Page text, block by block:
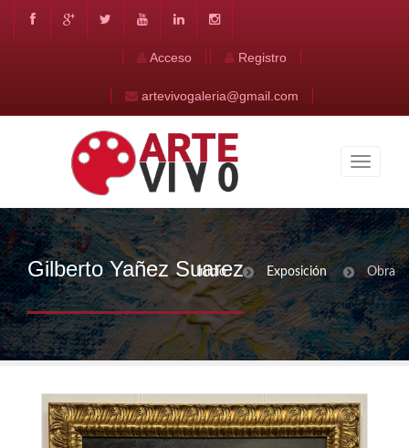
Acceso Registro
artevivogaleria@gmail.com
Gilberto Yañez Suarez
Inicio Exposición Obra